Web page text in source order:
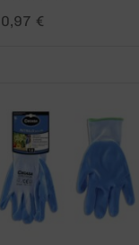
0
0,97 €